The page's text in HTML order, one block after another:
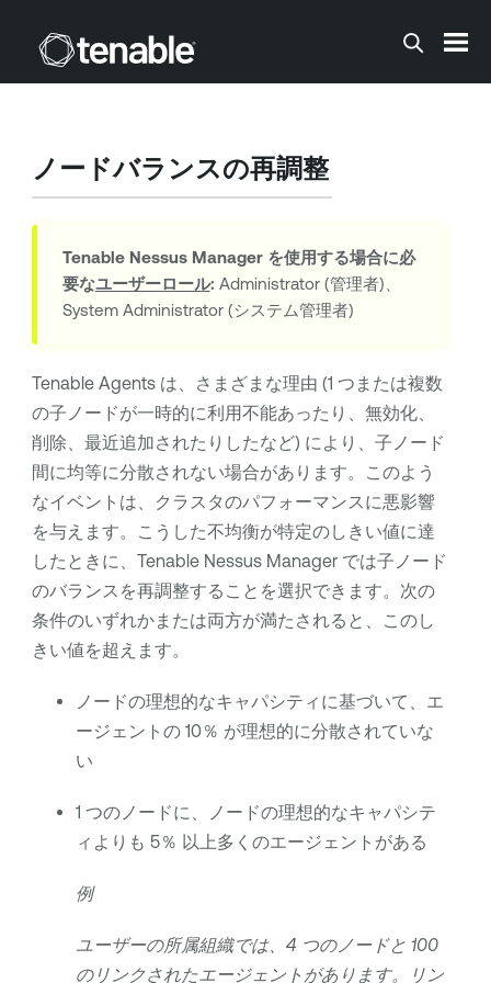
メインコンテンツに移動する
ノードバランスの再調整
Tenable Nessus Managerを使用する場合に必
要なユーザーロール: Administrator (管理者)、
System Administrator (システム管理者)
Tenable Agentsは、さまざまな理由 (1 つまたは複数
の子ノードが一時的に利用不能あったり、無効化、
削除、最近追加されたりしたなど) により、子ノード
間に均等に分散されない場合があります。このよう
なイベントは、クラスタのパフォーマンスに悪影響
を与えます。こうした不均衡が特定のしきい値に達
したときに、 Tenable Nessus Managerでは子ノード
のバランスを再調整することを選択できます。次の
条件のいずれかまたは両方が満たされると、このし
きい値を超えます。
ノードの理想的なキャパシティに基づいて、エ
ージェントの 10％ が理想的に分散されていな
い
1 つのノードに、ノードの理想的なキャパシテ
ィよりも 5％ 以上多くのエージェントがある
例
ユーザーの所属組織では、4 つのノードと 100
のリンクされたエージェントがあります。リン